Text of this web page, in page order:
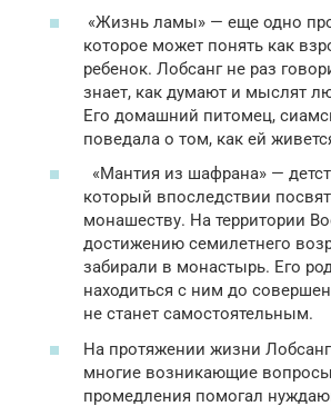
«Жизнь ламы» — еще одно
которое может понять как
ребенок. Лобсанг не раз
знает, как думают и мыслят
Его домашний питомец,
поведала о том, как ей
«Мантия из шафрана» —
который впоследствии
монашеству. На территории
достижению семилетнего
забирали в монастырь. Его
находиться с ним до
не станет самостоятельным.
На протяжении жизни
многие возникающие
промедления помогал